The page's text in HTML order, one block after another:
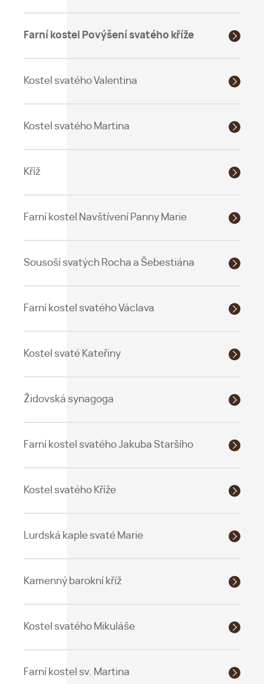
Farní kostel Povýšení svatého kříže
Kostel svatého Valentina
Kostel svatého Martina
Kříž
Farní kostel Navštívení Panny Marie
Sousoší svatých Rocha a Šebestiána
Farní kostel svatého Václava
Kostel svaté Kateřiny
Židovská synagoga
Farní kostel svatého Jakuba Staršího
Kostel svatého Kříže
Lurdská kaple svaté Marie
Kamenný barokní kříž
Kostel svatého Mikuláše
Farní kostel sv. Martina